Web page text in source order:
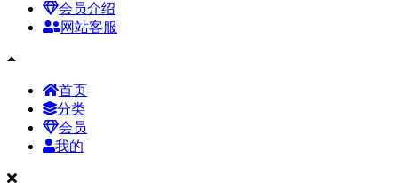
会员介绍
网站客服
首页
分类
会员
我的